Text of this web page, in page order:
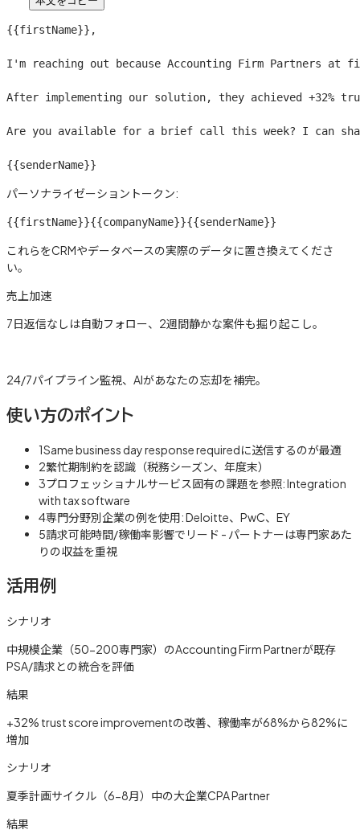
{{firstName}} ,
I'm reaching out because Accounting Firm Partners at
After implementing our solution, they achieved +32%
Are you available for a brief call this week? I can
{{senderName}}
パーソナライゼーショントークン:
{{firstName}}{{companyName}}{{senderName}}
これらをCRMやデータベースの実際のデータに置き換えてくださ
い。
売上加速
7日返信なしは自動フォロー、2週間静かな案件も掘り起こし。
24/7パイプライン監視、AIがあなたの忘却を補完。
使い方のポイント
1Same business day response requiredに送信するのが最適
2繁忙期制約を認識（税務シーズン、年度末）
3プロフェッショナルサービス固有の課題を参照: Integration
with tax software
4専門分野別企業の例を使用: Deloitte、PwC、EY
5請求可能時間/稼働率影響でリード - パートナーは専門家あた
りの収益を重視
活用例
シナリオ
中規模企業（50-200専門家）のAccounting Firm Partnerが既存
PSA/請求との統合を評価
結果
+32% trust score improvementの改善、稼働率が68%から82%に
増加
シナリオ
夏季計画サイクル（6-8月）中の大企業CPA Partner
結果